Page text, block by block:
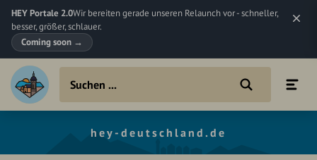
HEY Portale 2.0Wir bereiten gerade unseren Relaunch vor - schneller,
besser, größer, schlauer.
Coming soon →
hey-deutschland.de